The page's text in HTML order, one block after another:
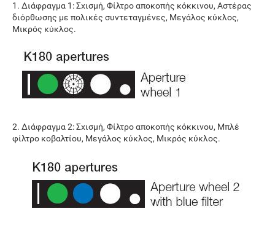
1. Διάφραγμα 1: Σχισμή, Φίλτρο αποκοπής κόκκινου, Αστέρας
διόρθωσης με πολικές συντεταγμένες, Μεγάλος κύκλος,
Μικρός κύκλος.
2. Διάφραγμα 2: Σχισμή, Φίλτρο αποκοπής κόκκινου, Μπλέ
φίλτρο κοβαλτίου, Μεγάλος κύκλος, Μικρός κύκλος.